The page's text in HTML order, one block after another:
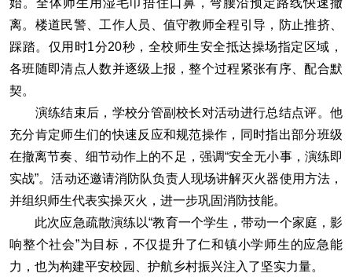
始。全体师生用湿毛巾捂住口鼻，弯腰沿预定路线快速撤
离。楼道民警、工作人员、值守教师全程引导，防止推挤、
踩踏。仅用时1分20秒，全校师生安全抵达操场指定区域，
各班随即清点人数并逐级上报，整个过程紧张有序、配合默
契。
演练结束后，学校分管副校长对活动进行总结点评。他
充分肯定师生们的快速反应和规范操作，同时指出部分班级
在撤离节奏、细节动作上的不足，强调“安全无小事，演练即
实战”。活动还邀请消防队负责人现场讲解灭火器使用方法，
并组织师生代表实操灭火，进一步巩固消防技能。
此次应急疏散演练以“教育一个学生，带动一个家庭，影
响整个社会”为目标，不仅提升了仁和镇小学师生的应急能
力，也为构建平安校园、护航乡村振兴注入了坚实力量。